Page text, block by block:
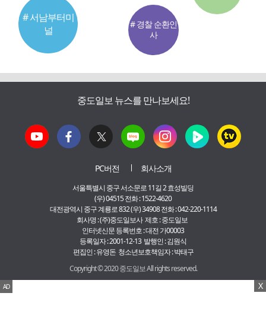
# 서남부터미
널
# 경찰 순환인
사
중도일보 뉴스를 만나보세요!
PC버전 회사소개
서울특별시 중구 서소문로 11길 2 효성빌딩
(우) 04515 전화 : 1522-4620
대전광역시 중구 계룡로 832 (우) 34908 전화 : 042-220-1114
회사명 : (주)중도일보사 제호 : 중도일보
인터넷신문 등록번호 : 대전 가00003
등록일자 : 2001-12-13 발행인 : 김원식
편집인 : 유영돈 청소년보호책임자 : 박태구
Copyright © 2020 중도일보 All rights reserved.
AD X